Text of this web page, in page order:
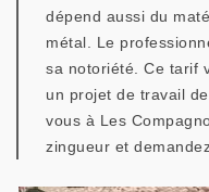
dépend aussi du
métal. Le
sa notoriété. Ce tarif
un projet de travail
vous à Les
zingueur et